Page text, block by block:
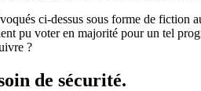
ci-dessus sous forme de fiction
pu voter en majorité pour un tel
?
de sécurité.